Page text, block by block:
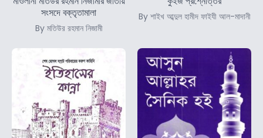
সংসদে বক্তৃতামালা
By মতিউর রহমান নিজামী
By শাইখ আব্দুল হামীদ ফাইযী আল-মাদানী